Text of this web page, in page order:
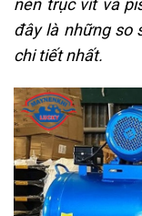
nén trục vít và
đây là những so
chi tiết nhất.